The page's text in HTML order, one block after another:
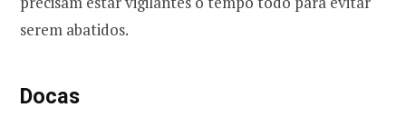
serem abatidos.
Docas